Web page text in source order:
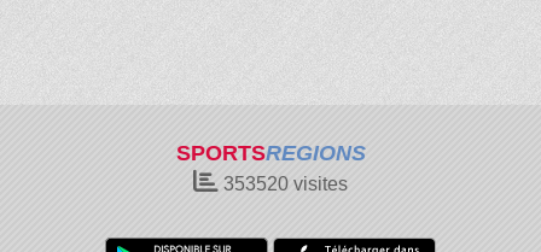
SPORTSREGIONS
353520 visites